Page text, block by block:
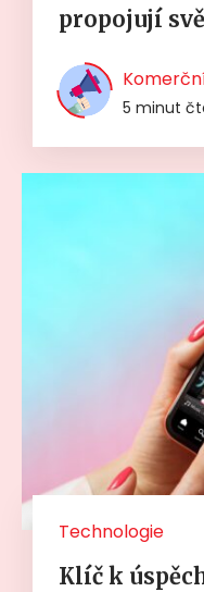
propojují
5 minut
Technologie
Klíč k